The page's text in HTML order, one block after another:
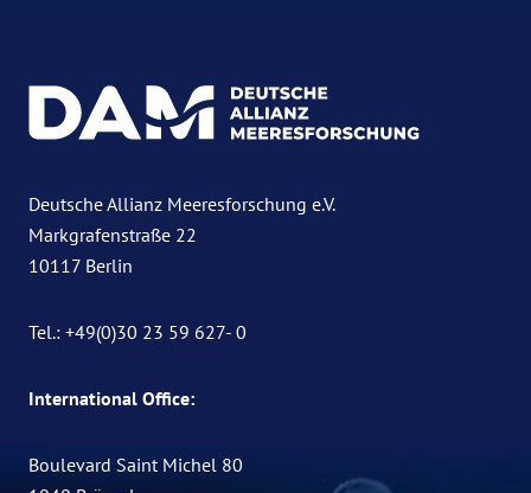
Deutsche Allianz Meeresforschung e.V.
Markgrafenstraße 22
10117 Berlin
Tel.: +49(0)30 23 59 627- 0
International Office:
Boulevard Saint Michel 80